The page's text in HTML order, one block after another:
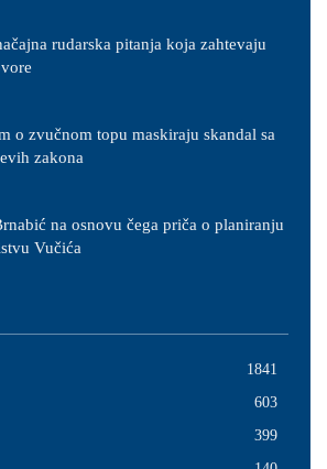
rudarska pitanja koja zahtevaju
o zvučnom topu maskiraju skandal sa
zakona
na osnovu čega priča o planiranju
Vučića
1841
603
399